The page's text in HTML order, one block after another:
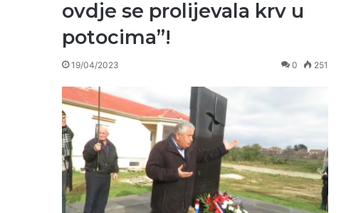
ovdje se prolijevala krv u
potocima”!
19/04/2023 0 251